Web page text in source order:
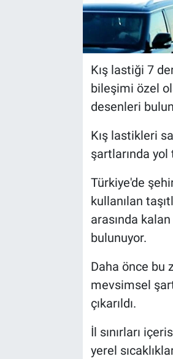
Kış lastiği 7
bileşimi özel
desenleri
Kış lastikleri
şartlarında yol
Türkiye'de
kullanılan
arasında
bulunuyor.
Daha önce bu
mevsimsel
çıkarıldı.
İl sınırları
yerel